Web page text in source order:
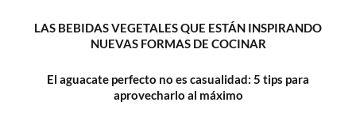
LAS BEBIDAS VEGETALES QUE ESTÁN INSPIRANDO
NUEVAS FORMAS DE COCINAR
El aguacate perfecto no es casualidad: 5 tips para
aprovecharlo al máximo